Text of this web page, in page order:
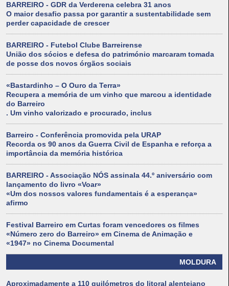
BARREIRO - GDR da Verderena celebra 31 anos
O maior desafio passa por garantir a sustentabilidade sem
perder capacidade de crescer
BARREIRO - Futebol Clube Barreirense
União dos sócios e defesa do património marcaram tomada
de posse dos novos órgãos sociais
«Bastardinho – O Ouro da Terra»
Recupera a memória de um vinho que marcou a identidade
do Barreiro
. Um vinho valorizado e procurado, inclus
Barreiro - Conferência promovida pela URAP
Recorda os 90 anos da Guerra Civil de Espanha e reforça a
importância da memória histórica
BARREIRO - Associação NÓS assinala 44.º aniversário com
lançamento do livro «Voar»
«Um dos nossos valores fundamentais é a esperança»
afirmo
Festival Barreiro em Curtas foram vencedores os filmes
«Número zero do Barreiro» em Cinema de Animação e
«1947» no Cinema Documental
MOLDURA
Aproximadamente a 110 quilómetros do litoral alentejano